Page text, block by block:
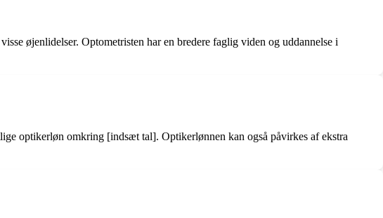
øjenlidelser. Optometristen har en bredere faglig viden og uddannelse i
optikerløn omkring [indsæt tal]. Optikerlønnen kan også påvirkes af ekstra